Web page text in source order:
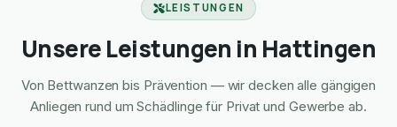
LEISTUNGEN
Unsere Leistungen in Hattingen
Von Bettwanzen bis Prävention — wir decken alle gängigen
Anliegen rund um Schädlinge für Privat und Gewerbe ab.